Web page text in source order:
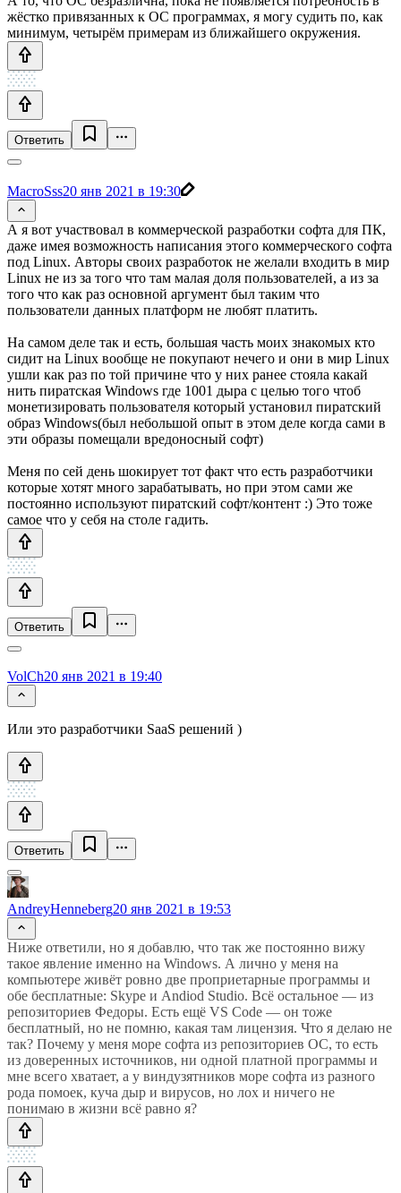
жёстко привязанных к ОС программах, я могу судить по, как
минимум, четырём примерам из ближайшего окружения.
Ответить
MacroSss20 янв 2021 в 19:30
А я вот участвовал в коммерческой разработки софта для ПК,
даже имея возможность написания этого коммерческого софта
под Linux. Авторы своих разработок не желали входить в мир
Linux не из за того что там малая доля пользователей, а из за
того что как раз основной аргумент был таким что
пользователи данных платформ не любят платить.
На самом деле так и есть, большая часть моих знакомых кто
сидит на Linux вообще не покупают нечего и они в мир Linux
ушли как раз по той причине что у них ранее стояла какай
нить пиратская Windows где 1001 дыра с целью того чтоб
монетизировать пользователя который установил пиратский
образ Windows(был небольшой опыт в этом деле когда сами в
эти образы помещали вредоносный софт)
Меня по сей день шокирует тот факт что есть разработчики
которые хотят много зарабатывать, но при этом сами же
постоянно используют пиратский софт/контент :) Это тоже
самое что у себя на столе гадить.
Ответить
VolCh20 янв 2021 в 19:40
Или это разработчики SaaS решений )
Ответить
AndreyHenneberg20 янв 2021 в 19:53
Ниже ответили, но я добавлю, что так же постоянно вижу
такое явление именно на Windows. А лично у меня на
компьютере живёт ровно две проприетарные программы и
обе бесплатные: Skype и Andiod Studio. Всё остальное — из
репозиториев Федоры. Есть ещё VS Code — он тоже
бесплатный, но не помню, какая там лицензия. Что я делаю не
так? Почему у меня море софта из репозиториев ОС, то есть
из доверенных источников, ни одной платной программы и
мне всего хватает, а у виндузятников море софта из разного
рода помоек, куча дыр и вирусов, но лох и ничего не
понимаю в жизни всё равно я?